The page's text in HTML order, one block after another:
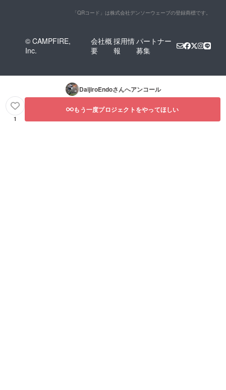
「QRコード」は株式会社デンソーウェーブの登録商標です。
© CAMPFIRE,
Inc.
会社概
要
採用情
報
パートナー
募集
DaijiroEndoさんへアンコール
1
もう一度プロジェクトをやってほしい